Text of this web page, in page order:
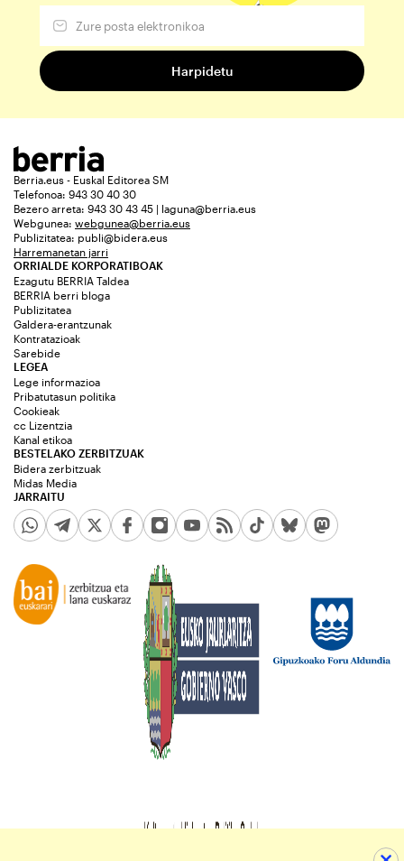
Berria.eus - Euskal Editorea SM
Telefonoa: 943 30 40 30
Bezero arreta: 943 30 43 45 | laguna@berria.eus
Webgunea: webgunea@berria.eus
Publizitatea: publi@bidera.eus
Harremanetan jarri
ORRIALDE KORPORATIBOAK
Ezagutu BERRIA Taldea
BERRIA berri bloga
Publizitatea
Galdera-erantzunak
Kontratazioak
Sarebide
JARRAITU
LEGEA
Lege informazioa
Pribatutasun politika
Cookieak
cc Lizentzia
Kanal etikoa
BESTELAKO ZERBITZUAK
Bidera zerbitzuak
Midas Media